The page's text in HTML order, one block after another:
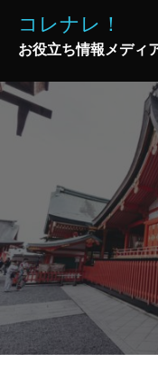
ン
ツ
コレナレ！
お役立ち情報メディ